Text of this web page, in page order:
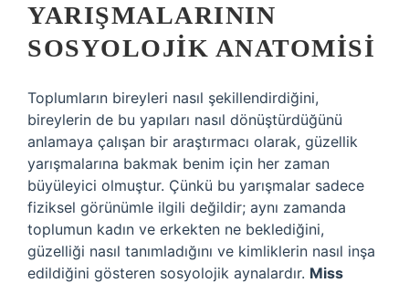
YARIŞMALARININ
SOSYOLOJIK ANATOMISI
Toplumların bireyleri nasıl şekillendirdiğini,
bireylerin de bu yapıları nasıl dönüştürdüğünü
anlamaya çalışan bir araştırmacı olarak, güzellik
yarışmalarına bakmak benim için her zaman
büyüleyici olmuştur. Çünkü bu yarışmalar sadece
fiziksel görünümle ilgili değildir; aynı zamanda
toplumun kadın ve erkekten ne beklediğini,
güzelliği nasıl tanımladığını ve kimliklerin nasıl inşa
edildiğini gösteren sosyolojik aynalardır. Miss